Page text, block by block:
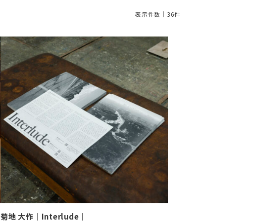
表示件数｜36件
菊地 大作｜Interlude｜